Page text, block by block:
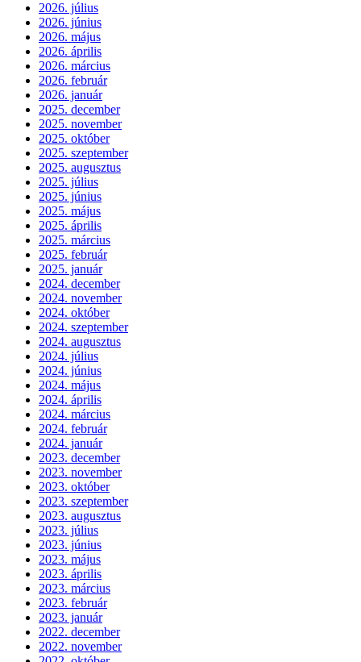
2026. július
2026. június
2026. május
2026. április
2026. március
2026. február
2026. január
2025. december
2025. november
2025. október
2025. szeptember
2025. augusztus
2025. július
2025. június
2025. május
2025. április
2025. március
2025. február
2025. január
2024. december
2024. november
2024. október
2024. szeptember
2024. augusztus
2024. július
2024. június
2024. május
2024. április
2024. március
2024. február
2024. január
2023. december
2023. november
2023. október
2023. szeptember
2023. augusztus
2023. július
2023. június
2023. május
2023. április
2023. március
2023. február
2023. január
2022. december
2022. november